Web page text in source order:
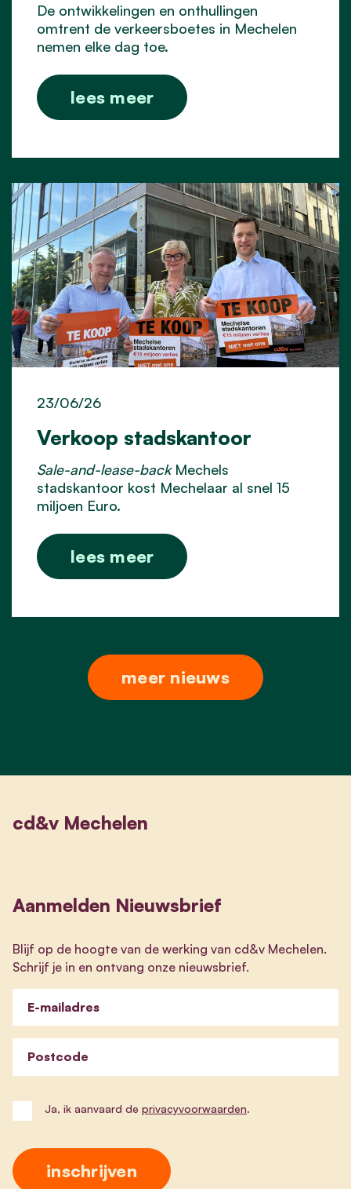
De ontwikkelingen en onthullingen
omtrent de verkeersboetes in Mechelen
nemen elke dag toe.
lees meer
Verkoop stadskantoor
23/06/26
Sale-and-lease-backMechels
stadskantoor kost Mechelaar al snel 15
miljoen Euro.
lees meer
meer nieuws
cd&v Mechelen
Aanmelden Nieuwsbrief
Blijf op de hoogte van de werking van cd&v Mechelen.
Schrijf je in en ontvang onze nieuwsbrief.
E-mailadres
Postcode
Ja, ik aanvaard de privacyvoorwaarden.